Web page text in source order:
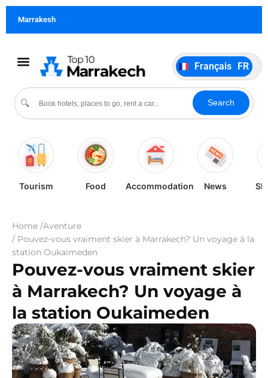
Marrakesh
🔍 Search
Français FR
Italiano IT
Português PT
Español
ES
Tourism Food Accommodation News
Home /Aventure
/ Pouvez-vous vraiment skier à Marrakech? Un voyage à la
station Oukaimeden
Pouvez-vous vraiment skier
à Marrakech? Un voyage à
la station Oukaimeden